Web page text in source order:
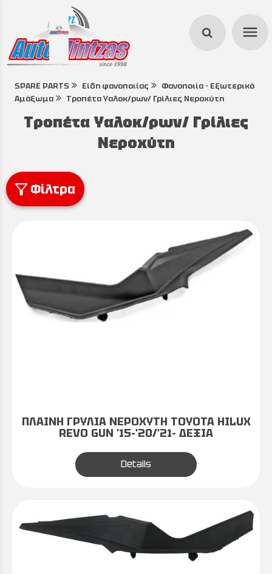
menu
search
SPARE PARTS Είδη φανοποιίας
Φανοποιία - Εξωτερικό
Αμάξωμα
Τροπέτα Υαλοκ/ρων/ Γρίλιες Νεροχύτη
Τροπέτα Υαλοκ/ρων/ Γρίλιες
Νεροχύτη
Φίλτρα
ΠΛΑΙΝΗ ΓΡΥΛΙΑ ΝΕΡΟΧΥΤΗ TOYOTA HILUX
REVO GUN '15-'20/'21- ΔΕΞΙΑ
Details